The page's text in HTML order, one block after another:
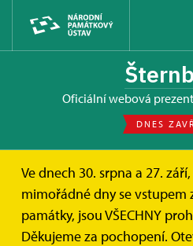
oficiální webová
DNES
Ve dnech 30. srpna a 27.
mimořádné dny se vstupem
památky, jsou VŠECHNY
Děkujeme za pochopení.
Hrad Šternberk
O hradu
Lichtenštejni na hradu Šternberk
Liechtensteiner in Sternberg
Liechtensteiner